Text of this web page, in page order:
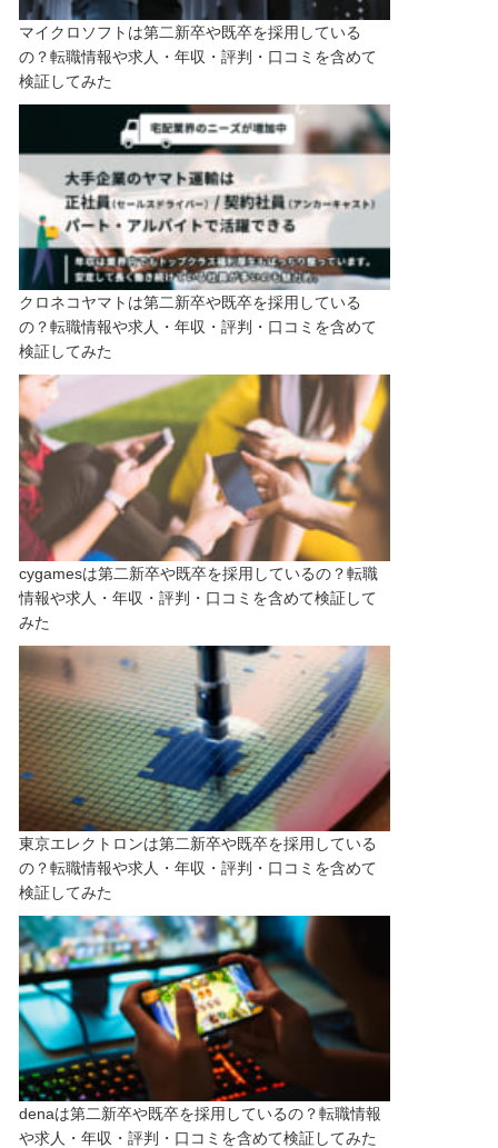
マイクロソフトは第二新卒や既卒を採用している
の？転職情報や求人・年収・評判・口コミを含めて
検証してみた
クロネコヤマトは第二新卒や既卒を採用している
の？転職情報や求人・年収・評判・口コミを含めて
検証してみた
cygamesは第二新卒や既卒を採用しているの？転職
情報や求人・年収・評判・口コミを含めて検証して
みた
東京エレクトロンは第二新卒や既卒を採用している
の？転職情報や求人・年収・評判・口コミを含めて
検証してみた
denaは第二新卒や既卒を採用しているの？転職情報
や求人・年収・評判・口コミを含めて検証してみた